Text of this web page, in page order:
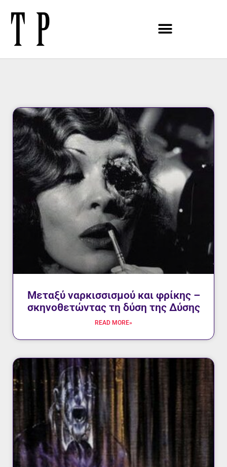
Μεταξύ ναρκισσισμού και φρίκης –
σκηνοθετώντας τη δύση της Δύσης
READ MORE»